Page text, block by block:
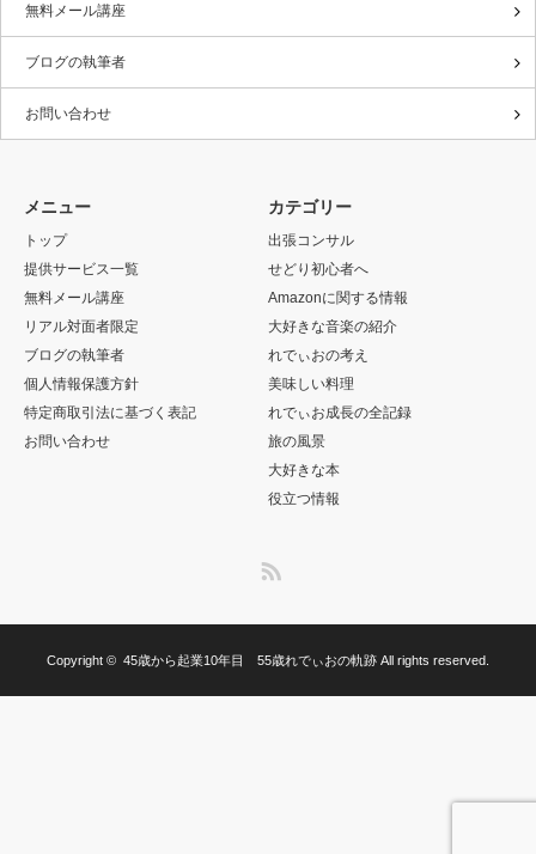
無料メール講座
ブログの執筆者
お問い合わせ
メニュー
トップ
提供サービス一覧
無料メール講座
リアル対面者限定
ブログの執筆者
個人情報保護方針
特定商取引法に基づく表記
お問い合わせ
カテゴリー
出張コンサル
せどり初心者へ
Amazonに関する情報
大好きな音楽の紹介
れでぃおの考え
美味しい料理
れでぃお成長の全記録
旅の風景
大好きな本
役立つ情報
Copyright © 45歳から起業10年目 55歳れでぃおの軌跡 All rights reserved.